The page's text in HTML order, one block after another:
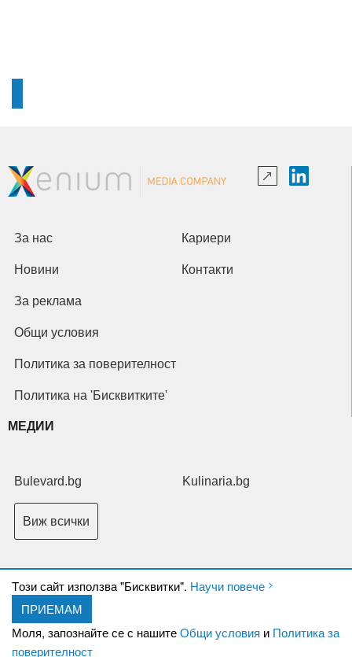
Tози сайт използва "Бисквитки". Научи повече
ПРИЕМАМ
Моля, запознайте се с нашитеОбщи условия и Политика за
поверителност
За нас Кариери
Новини Контакти
За реклама
Общи условия
Политика за поверителност
Политика на 'Бисквитките'
МЕДИИ
Bulevard.bg Kulinaria.bg
Виж всички
Copyright © 2026 Ксениум ООД. Всички права запазени.
XeniumCompany.com